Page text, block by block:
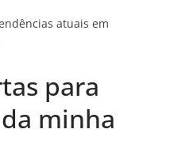
atuais em
para
minha